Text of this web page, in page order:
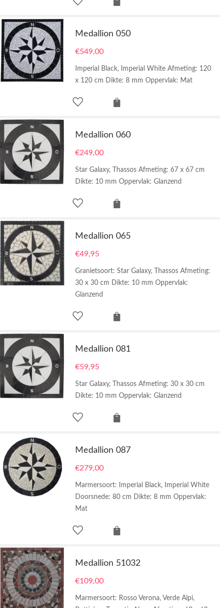
Medallion 050
€549,00
Imperial Black, Imperial White Afmeting: 120
x 120 cm Dikte: 8 mm Oppervlak: Mat
Medallion 060
€249,00
Star Galaxy, Thassos Afmeting: 67 x 67 cm
Dikte: 10 mm Oppervlak: Glanzend
Medallion 065
€49,95
Granietsoort: Star Galaxy, Thassos Afmeting:
30 x 30 cm Dikte: 10 mm Oppervlak:
Glanzend
Medallion 081
€59,95
Star Galaxy, Thassos Afmeting: 30 x 30 cm
Dikte: 10 mm Oppervlak: Glanzend
Medallion 087
€279,00
Marmersoort: Imperial Black, Imperial White
Doorsnede: 80 cm Dikte: 8 mm Oppervlak:
Mat
Medallion 51032
€109,00
Marmersoort: Rosso Verona, Verde Alpi,